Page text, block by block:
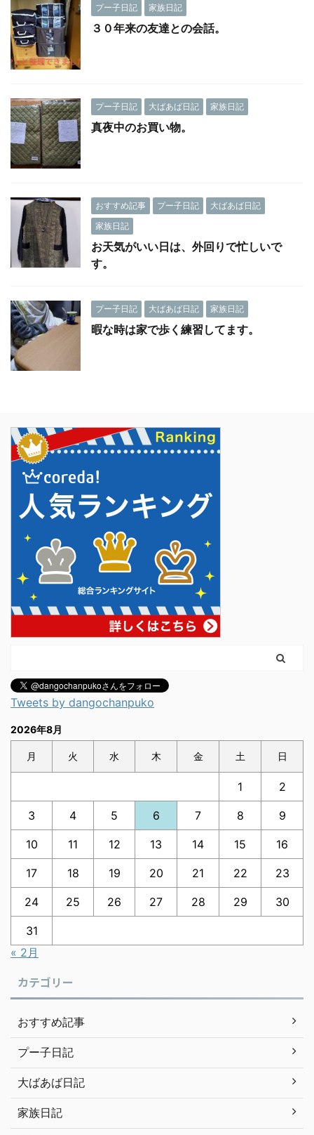
プー子日記 家族日記
３０年来の友達との会話。
プー子日記 大ばあば日記 家族日記
真夜中のお買い物。
おすすめ記事 プー子日記
大ばあば日記
家族日記
お天気がいい日は、外回りで忙しいで
す。
プー子日記 大ばあば日記 家族日記
暇な時は家で歩く練習してます。
Tweets by dangochanpuko
2026年8月
月 火 水 木 金 土 日
1 2
3 4 5 6 7 8 9
10 11 12 13 14 15 16
17 18 19 20 21 22 23
24 25 26 27 28 29 30
31
« 2月
カテゴリー
おすすめ記事
プー子日記
大ばあば日記
家族日記